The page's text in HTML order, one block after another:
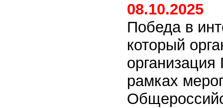
08.10.2025
Победа в
который
рамках